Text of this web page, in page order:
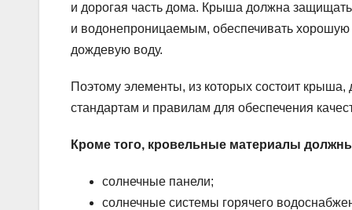
и дорогая часть дома. Крыша должна
и водонепроницаемым, обеспечивать
дождевую воду.
Поэтому элементы, из которых состоит
стандартам и правилам для обеспечения
Кроме того, кровельные материалы
солнечные панели;
солнечные системы горячего